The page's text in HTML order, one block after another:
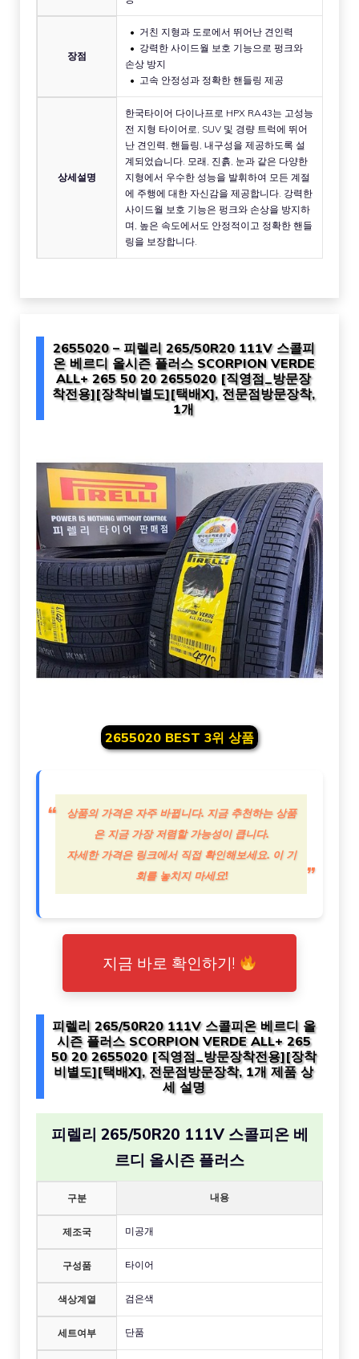
장점
거친 지형과 도로에서 뛰어난 견인력
강력한 사이드월 보호 기능으로 펑크와
손상 방지
고속 안정성과 정확한 핸들링 제공
상세설명
한국타이어 다이나프로 HPX RA43는 고성능
전 지형 타이어로, SUV 및 경량 트럭에 뛰어
난 견인력, 핸들링, 내구성을 제공하도록 설
계되었습니다. 모래, 진흙, 눈과 같은 다양한
지형에서 우수한 성능을 발휘하여 모든 계절
에 주행에 대한 자신감을 제공합니다. 강력한
사이드월 보호 기능은 펑크와 손상을 방지하
며, 높은 속도에서도 안정적이고 정확한 핸들
링을 보장합니다.
2655020 – 피렐리 265/50R20 111V 스콜피
온 베르디 올시즌 플러스 SCORPION VERDE
ALL+ 265 50 20 2655020 [직영점_방문장
착전용][장착비별도][택배X], 전문점방문장착,
1개
2655020 BEST 3위 상품
상품의 가격은 자주 바뀝니다. 지금 추천하는 상품
은 지금 가장 저렴할 가능성이 큽니다.
자세한 가격은 링크에서 직접 확인해보세요. 이 기
회를 놓치지 마세요!
지금 바로 확인하기!
피렐리 265/50R20 111V 스콜피온 베르디 올
시즌 플러스 SCORPION VERDE ALL+ 265
50 20 2655020 [직영점_방문장착전용][장착
비별도][택배X], 전문점방문장착, 1개 제품 상
세 설명
피렐리 265/50R20 111V 스콜피온 베
르디 올시즌 플러스
구분 내용
제조국 미공개
구성품 타이어
색상계열 검은색
세트여부 단품